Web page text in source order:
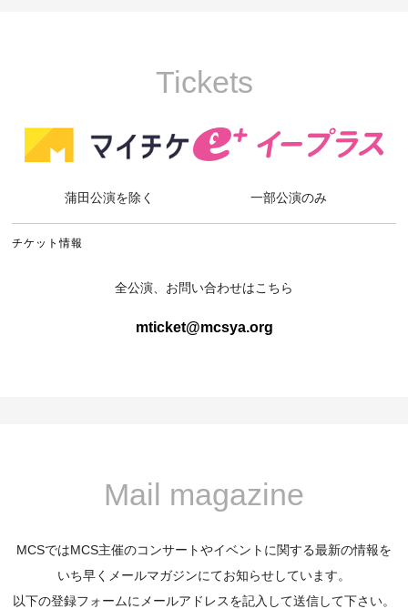
Tickets
蒲田公演を除く 一部公演のみ
チケット情報
全公演、お問い合わせはこちら
mticket@mcsya.org
Mail magazine
MCSではMCS主催のコンサートやイベントに関する最新の情報を
いち早くメールマガジンにてお知らせしています。
以下の登録フォームにメールアドレスを記入して送信して下さい。